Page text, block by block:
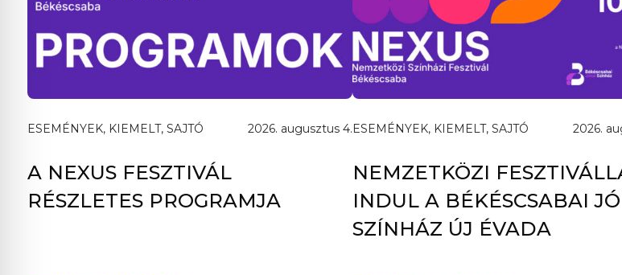
ESEMÉNYEK, KIEMELT, SAJTÓ 2026. augusztus 4.
A NEXUS FESZTIVÁL
RÉSZLETES PROGRAMJA
ESEMÉNYEK, KIEMELT, SAJTÓ 2026.
NEMZETKÖZI
INDUL A BÉKÉSCSABAI
SZÍNHÁZ ÚJ ÉVADA